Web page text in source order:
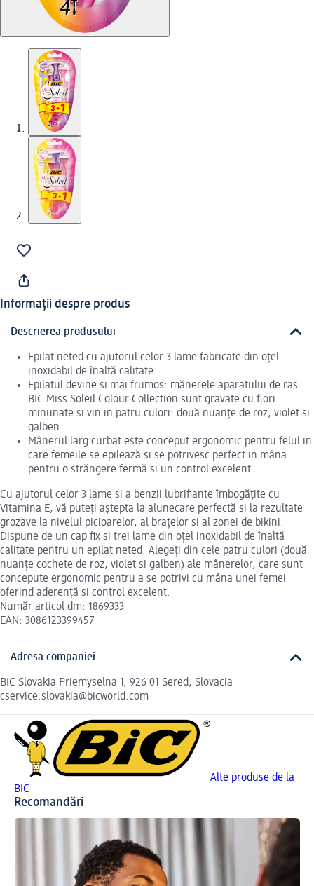
Informații despre produs
Descrierea produsului
Epilat neted cu ajutorul celor 3 lame fabricate din oțel
inoxidabil de înaltă calitate
Epilatul devine si mai frumos: mănerele aparatului de ras
BIC Miss Soleil Colour Collection sunt gravate cu flori
minunate si vin in patru culori: două nuanțe de roz, violet si
galben
Mânerul larg curbat este conceput ergonomic pentru felul in
care femeile se epilează si se potrivesc perfect in mâna
pentru o străngere fermă si un control excelent
Cu ajutorul celor 3 lame si a benzii lubrifiante îmbogățite cu
Vitamina E, vă puteți aștepta la alunecare perfectă si la rezultate
grozave la nivelul picioarelor, al brațelor si al zonei de bikini.
Dispune de un cap fix si trei lame din oțel inoxidabil de înaltă
calitate pentru un epilat neted. Alegeți din cele patru culori (două
nuanțe cochete de roz, violet si galben) ale mânerelor, care sunt
concepute ergonomic pentru a se potrivi cu mâna unei femei
oferind aderență si control excelent.
Număr articol dm: 1869333
EAN: 3086123399457
Adresa companiei
BIC Slovakia Priemyselna 1, 926 01 Sered, Slovacia
cservice.slovakia@bicworld.com
Alte produse de la
BIC
Recomandări